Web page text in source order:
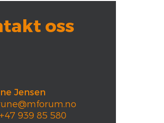
oss
Jensen
+47 939 85 580